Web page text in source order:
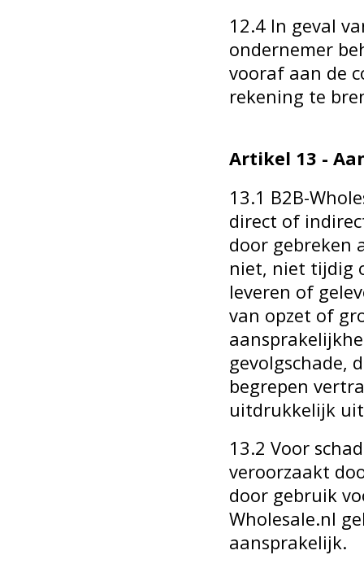
12.4 In geval
ondernemer
vooraf aan de
rekening te
Artikel 13 -
13.1 B2B-
direct of
door gebreken
niet, niet tijdig
leveren of
van opzet of
gevolgschade,
begrepen
uitdrukkelijk
13.2 Voor
veroorzaakt
door gebruik
Wholesale.nl
aansprakelijk.